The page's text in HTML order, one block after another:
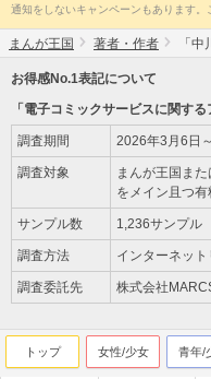
通知をしないキャンペーンもあります。
まんが王国 著者・作者 「
お得感No.1表記について
「電子コミックサービスに関する
調査期間 2026年3月6日
調査対象
まんが王国ま
をメイン且つ
サンプル数 1,236サンプル
調査方法 インターネット
調査委託先 株式会社
トップ 女性/少女 青年/